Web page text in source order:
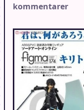
kommentarer